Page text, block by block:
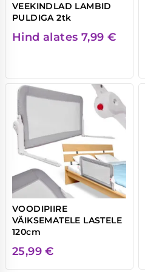
VEEKINDLAD LAMBID
PULDIGA 2tk
Hind alates 7,99 €
VOODIPIIRE
VÄIKSEMATELE LASTELE
120cm
25,99€